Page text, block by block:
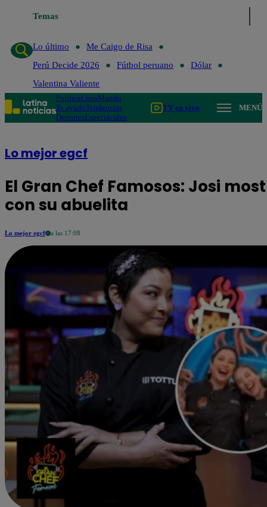
Temas
Lo último
Lo último
Me Caigo de Risa
Perú Decide 2026
Fútbol peruano
Dólar
Valentina Valiente
PolíticaLimaMundo
Te ayudoTendencias
DeportesEspectáculos
TV en vivo MENÚ
Lo mejor egcf
El Gran Chef Famosos: Josi
con su abuelita
Lo mejor egcf a las 17:08